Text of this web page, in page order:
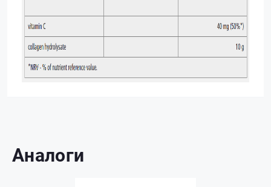
Аналоги